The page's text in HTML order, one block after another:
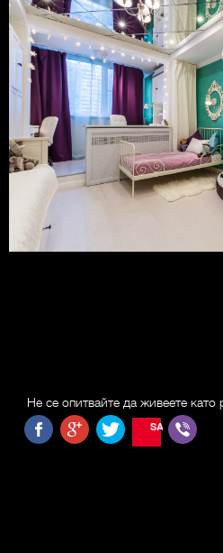
Не се опитвайте да живеете като
SAVE